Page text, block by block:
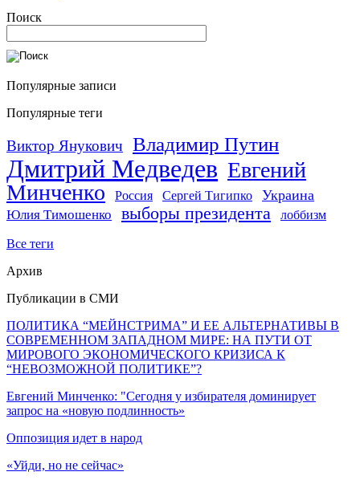
Поиск
Популярные записи
Популярные теги
Виктор Янукович Владимир Путин
Дмитрий Медведев Евгений
Минченко
Россия Сергей Тигипко Украина
Юлия Тимошенко выборы президента лоббизм
Все теги
Архив
Публикации в СМИ
ПОЛИТИКА “МЕЙНСТРИМА” И ЕЕ АЛЬТЕРНАТИВЫ В
СОВРЕМЕННОМ ЗАПАДНОМ МИРЕ: НА ПУТИ ОТ
МИРОВОГО ЭКОНОМИЧЕСКОГО КРИЗИСА К
“НЕВОЗМОЖНОЙ ПОЛИТИКЕ”?
Евгений Минченко: "Сегодня у избирателя доминирует
запрос на «новую подлинность»
Оппозиция идет в народ
«Уйди, но не сейчас»